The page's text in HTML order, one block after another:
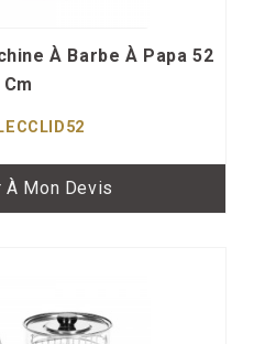
À Barbe À Papa 52
Cm
À Mon Devis